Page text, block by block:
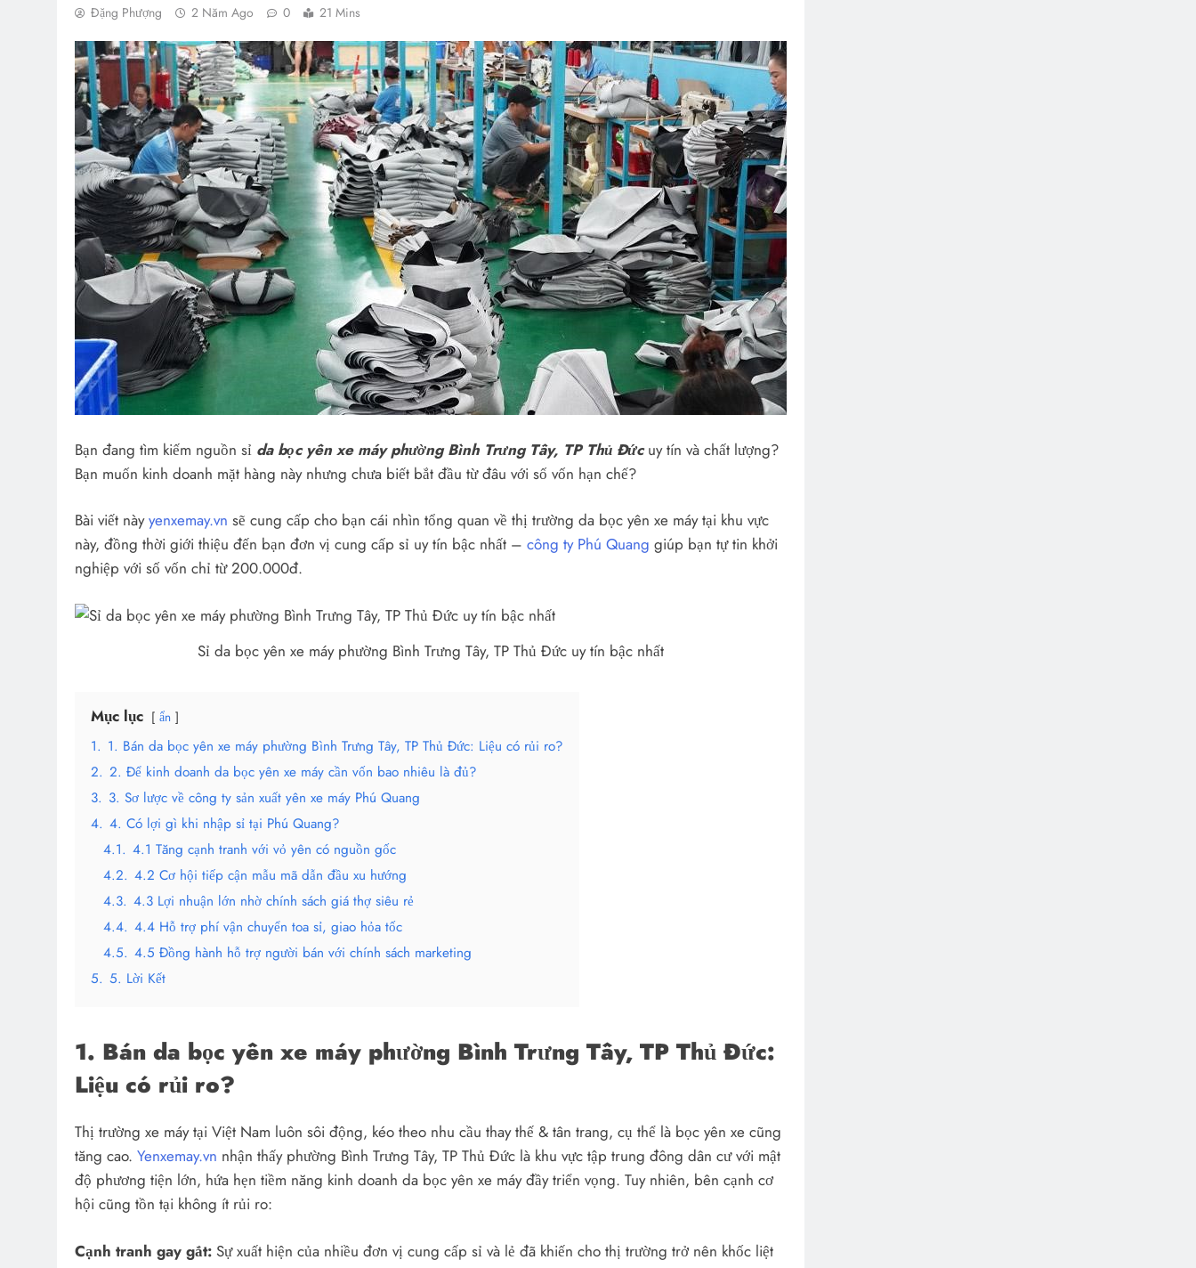
Đặng Phượng 2 Năm Ago 0 21 Mins
Bạn đang tìm kiếm nguồn sỉ da bọc yên xe máy phường Bình Trưng Tây, TP Thủ Đứcuy tín và chất lượng?
Bạn muốn kinh doanh mặt hàng này nhưng chưa biết bắt đầu từ đâu với số vốn hạn chế?
Bài viết nàyyenxemay.vn sẽ cung cấp cho bạn cái nhìn tổng quan về thị trường da bọc yên xe máy tại khu vực
này, đồng thời giới thiệu đến bạn đơn vị cung cấp sỉ uy tín bậc nhất – công ty Phú Quang giúp bạn tự tin khởi
nghiệp với số vốn chỉ từ 200.000đ.
Sỉ da bọc yên xe máy phường Bình Trưng Tây, TP Thủ Đức uy tín bậc nhất
Mục lục ẩn
1. 1. Bán da bọc yên xe máy phường Bình Trưng Tây, TP Thủ Đức: Liệu có rủi ro?
2. 2. Để kinh doanh da bọc yên xe máy cần vốn bao nhiêu là đủ?
3. 3. Sơ lược về công ty sản xuất yên xe máy Phú Quang
4. 4. Có lợi gì khi nhập sỉ tại Phú Quang?
4.1. 4.1 Tăng cạnh tranh với vỏ yên có nguồn gốc
4.2. 4.2 Cơ hội tiếp cận mẫu mã dẫn đầu xu hướng
4.3. 4.3 Lợi nhuận lớn nhờ chính sách giá thợ siêu rẻ
4.4. 4.4 Hỗ trợ phí vận chuyển toa sỉ, giao hỏa tốc
4.5. 4.5 Đồng hành hỗ trợ người bán với chính sách marketing
5. 5. Lời Kết
1. Bán da bọc yên xe máy phường Bình Trưng Tây, TP Thủ Đức:
Liệu có rủi ro?
Thị trường xe máy tại Việt Nam luôn sôi động, kéo theo nhu cầu thay thế & tân trang, cụ thể là bọc yên xe cũng
tăng cao. Yenxemay.vn nhận thấy phường Bình Trưng Tây, TP Thủ Đức là khu vực tập trung đông dân cư với mật
độ phương tiện lớn, hứa hẹn tiềm năng kinh doanh da bọc yên xe máy đầy triển vọng. Tuy nhiên, bên cạnh cơ
hội cũng tồn tại không ít rủi ro:
Cạnh tranh gay gắt: Sự xuất hiện của nhiều đơn vị cung cấp sỉ và lẻ đã khiến cho thị trường trở nên khốc liệt